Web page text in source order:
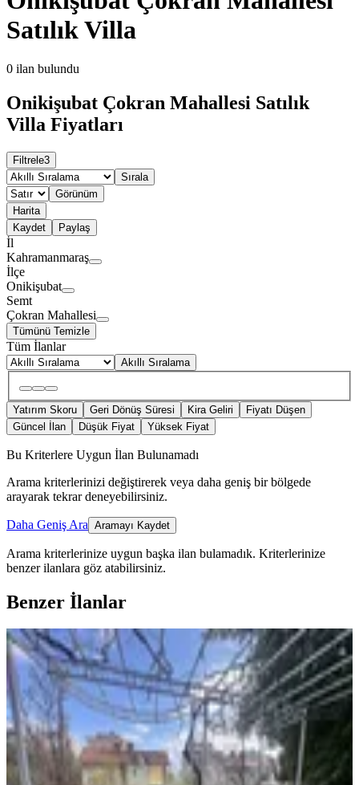
Satılık Villa
0 ilan bulundu
Onikişubat Çokran Mahallesi Satılık
Villa Fiyatları
Filtrele3
Sırala
Görünüm
Harita
Kaydet
Paylaş
İl
Kahramanmaraş
İlçe
Onikişubat
Semt
Çokran Mahallesi
Tümünü Temizle
Tüm İlanlar
Akıllı Sıralama
Yatırım Skoru Geri Dönüş Süresi Kira Geliri
Fiyatı Düşen
Güncel İlan
Düşük Fiyat Yüksek Fiyat
Bu Kriterlere Uygun İlan Bulunamadı
Arama kriterlerinizi değiştirerek veya daha geniş bir bölgede
arayarak tekrar deneyebilirsiniz.
Daha Geniş Ara Aramayı Kaydet
Arama kriterlerinize uygun başka ilan bulamadık. Kriterlerinize
benzer ilanlara göz atabilirsiniz.
Benzer İlanlar
MANZARALI
Yeni Rota Güvencesiyle Şehrin
Merkezinde Villa Sahibi Olun
Onikişubat, Hürriyet Mahallesi
6+1
320 m² 31.07.2026
25.000.000 ₺